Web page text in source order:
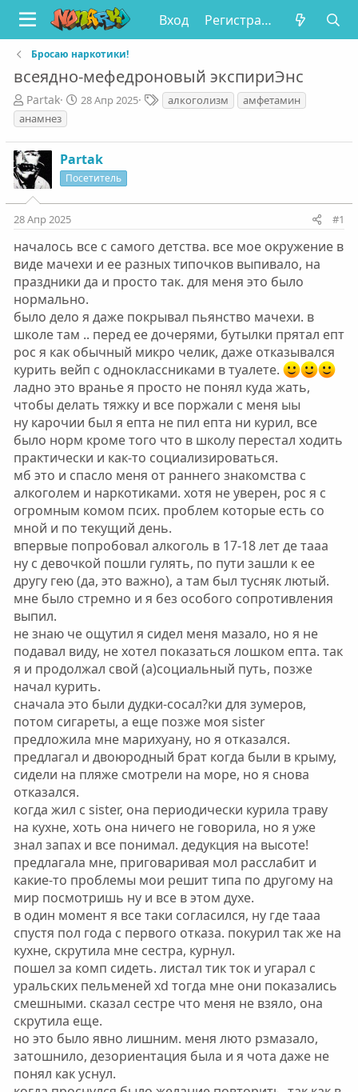
Вход Регистрация
Бросаю наркотики!
всеядно-мефедроновый экспириЭнс
А
в
т
о
р
т
е
м
ы
Partak
Д
а
н
а
ч
а
28 Апр 2025
Т
е
и
алкоголизм
амфетамин
анамнез
Partak
Посетитель
28 Апр 2025 #1
началось все с самого детства. все мое окружение в
виде мачехи и ее разных типочков выпивало, на
праздники да и просто так. для меня это было
нормально.
было дело я даже покрывал пьянство мачехи. в
школе там .. перед ее дочерями, бутылки прятал епт
рос я как обычный микро челик, даже отказывался
курить вейп с одноклассниками в туалете.
ладно это вранье я просто не понял куда жать,
чтобы делать тяжку и все поржали с меня ыы
ну карочии был я епта не пил епта ни курил, все
было норм кроме того что в школу перестал ходить
практически и как-то социализироваться.
мб это и спасло меня от раннего знакомства с
алкоголем и наркотиками. хотя не уверен, рос я с
огромным комом псих. проблем которые есть со
мной и по текущий день.
впервые попробовал алкоголь в 17-18 лет де тааа
ну с девочкой пошли гулять, по пути зашли к ее
другу гею (да, это важно), а там был тусняк лютый.
мне было стремно и я без особого сопротивления
выпил.
не знаю че ощутил я сидел меня мазало, но я не
подавал виду, не хотел показаться лошком епта. так
я и продолжал свой (а)социальный путь, позже
начал курить.
сначала это были дудки-сосал?ки для зумеров,
потом сигареты, а еще позже моя sister
предложила мне марихуану, но я отказался.
предлагал и двоюродный брат когда были в крыму,
сидели на пляже смотрели на море, но я снова
отказался.
когда жил с sister, она периодически курила траву
на кухне, хоть она ничего не говорила, но я уже
знал запах и все понимал. дедукция на высоте!
предлагала мне, приговаривая мол расслабит и
какие-то проблемы мои решит типа по другому на
мир посмотришь ну и все в этом духе.
в один момент я все таки согласился, ну где тааа
спустя пол года с первого отказа. покурил так же на
кухне, скрутила мне сестра, курнул.
пошел за комп сидеть. листал тик ток и угарал с
уральских пельменей xd тогда мне они показались
смешными. сказал сестре что меня не взяло, она
скрутила еще.
но это было явно лишним. меня люто рзмазало,
затошнило, дезориентация была и я чота даже не
понял как уснул.